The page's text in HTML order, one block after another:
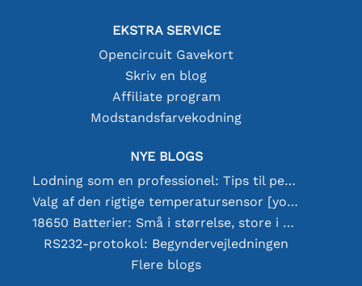
EKSTRA SERVICE
Opencircuit Gavekort
Skriv en blog
Affiliate program
Modstandsfarvekodning
NYE BLOGS
Lodning som en professionel: Tips til perfekte elektroniske forbindelser
Valg af den rigtige temperatursensor [youtube]
18650 Batterier: Små i størrelse, store i ydeevne
RS232-protokol: Begyndervejledningen
Flere blogs